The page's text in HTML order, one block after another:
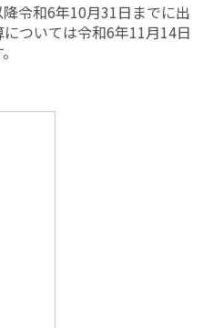
令和6年10月31日までに出
ついては令和6年11月14日